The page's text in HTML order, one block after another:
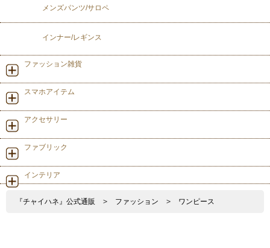
メンズパンツ/サロペ
インナー/レギンス
ファッション雑貨
スマホアイテム
アクセサリー
ファブリック
インテリア
『チャイハネ』公式通販 > ファッション > ワンピース